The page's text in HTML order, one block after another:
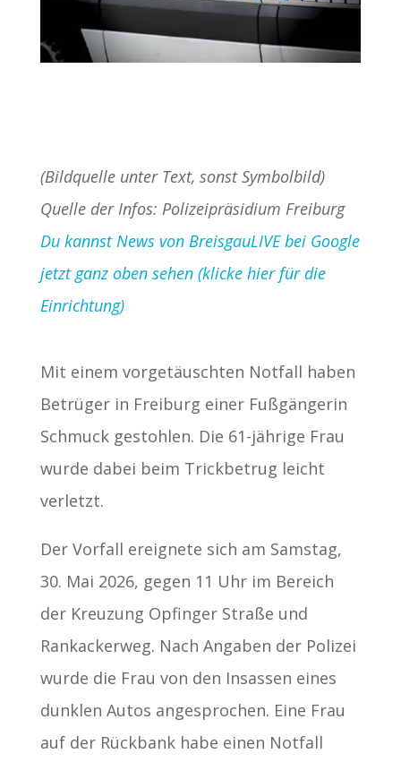
(Bildquelle unter Text, sonst Symbolbild)
Quelle der Infos: Polizeipräsidium Freiburg
Du kannst News von BreisgauLIVE bei Google
jetzt ganz oben sehen (klicke hier für die
Einrichtung)
Mit einem vorgetäuschten Notfall haben
Betrüger in Freiburg einer Fußgängerin
Schmuck gestohlen. Die 61-jährige Frau
wurde dabei beim Trickbetrug leicht
verletzt.
Der Vorfall ereignete sich am Samstag,
30. Mai 2026, gegen 11 Uhr im Bereich
der Kreuzung Opfinger Straße und
Rankackerweg. Nach Angaben der Polizei
wurde die Frau von den Insassen eines
dunklen Autos angesprochen. Eine Frau
auf der Rückbank habe einen Notfall